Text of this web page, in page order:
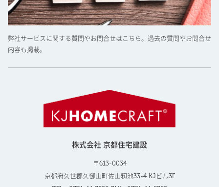
弊社サービスに関する質問やお問合せはこちら。過去の質問やお問合せ
内容も掲載。
株式会社 京都住宅建設
〒613-0034
京都府久世郡久御山町佐山籾池33-4 KJビル3F